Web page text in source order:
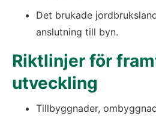
Det brukade
anslutning till byn.
Riktlinjer för
utveckling
Tillbyggnader,